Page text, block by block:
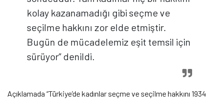
kolay kazanamadığı gibi seçme ve
seçilme hakkını zor elde etmiştir.
Bugün de mücadelemiz eşit temsil için
sürüyor” denildi.
Açıklamada “Türkiye’de kadınlar seçme ve seçilme hakkını 1934